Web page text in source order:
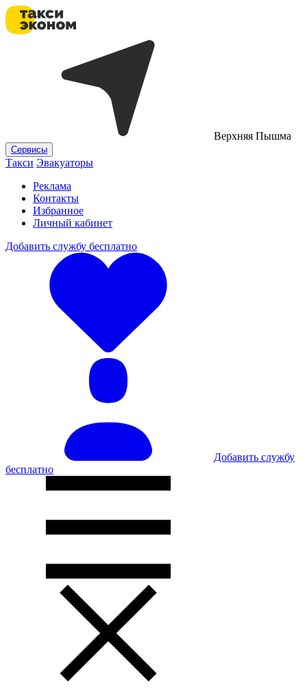
Верхняя Пышма
Сервисы
Такси Эвакуаторы
Реклама
Контакты
Избранное
Личный кабинет
Добавить службу бесплатно
Добавить службу
бесплатно